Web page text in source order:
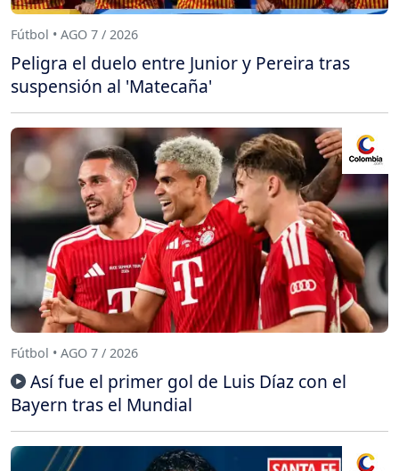
Fútbol • AGO 7 / 2026
Peligra el duelo entre Junior y Pereira tras
suspensión al 'Matecaña'
Fútbol • AGO 7 / 2026
Así fue el primer gol de Luis Díaz con el
Bayern tras el Mundial